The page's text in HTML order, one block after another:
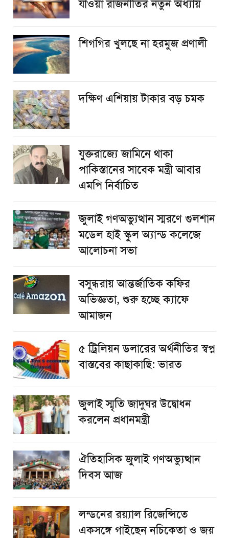
যাওয়া রাজনীতির নতুন অধ্যায়
শিগগির খুলছে না হরমুজ প্রণালী
দক্ষিণ এশিয়ায় টাকার বড় চমক
যুক্তরাজ্যে জামিনে থাকা
পাকিস্তানের সাবেক মন্ত্রী আবার
এমপি নির্বাচিত
জুলাই গণঅভ্যুত্থান স্মরণে গুলশান
মডেল হাই স্কুল অ্যান্ড কলেজে
আলোচনা সভা
বসুন্ধরায় আন্তর্জাতিক কফির
অভিজ্ঞতা, শুরু হচ্ছে ক্যাফে
আমাজন
৫ ট্রিলিয়ন ডলারের অর্থনীতির স্বপ্ন
বাস্তবের কাছাকাছি: ভারত
জুলাই স্মৃতি জাদুঘর উদ্বোধন
করলেন প্রধানমন্ত্রী
ঐতিহাসিক জুলাই গণঅভ্যুত্থান
দিবস আজ
লন্ডনের রয়্যাল রিজেন্সিতে
একসঙ্গে গাইছেন নচিকেতা ও জয়